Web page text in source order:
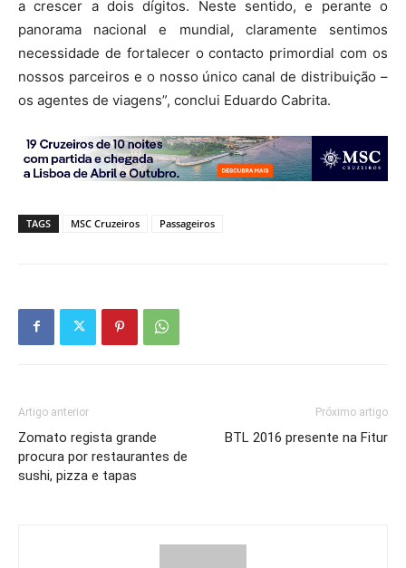
a crescer a dois dígitos. Neste sentido, e perante o
panorama nacional e mundial, claramente sentimos
necessidade de fortalecer o contacto primordial com os
nossos parceiros e o nosso único canal de distribuição –
os agentes de viagens”, conclui Eduardo Cabrita.
TAGS MSC Cruzeiros Passageiros
Artigo anterior
Zomato regista grande
procura por restaurantes de
sushi, pizza e tapas
Próximo artigo
BTL 2016 presente na Fitur